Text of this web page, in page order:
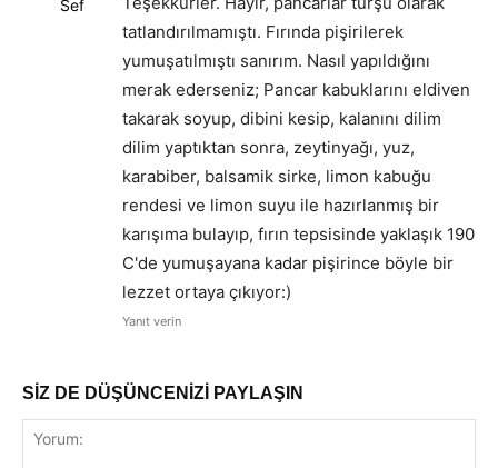
tatlandırılmamıştı. Fırında pişirilerek
yumuşatılmıştı sanırım. Nasıl yapıldığını
merak ederseniz; Pancar kabuklarını eldiven
takarak soyup, dibini kesip, kalanını dilim
dilim yaptıktan sonra, zeytinyağı, yuz,
karabiber, balsamik sirke, limon kabuğu
rendesi ve limon suyu ile hazırlanmış bir
karışıma bulayıp, fırın tepsisinde yaklaşık 190
C'de yumuşayana kadar pişirince böyle bir
lezzet ortaya çıkıyor:)
Yanıt verin
SİZ DE DÜŞÜNCENİZİ PAYLAŞIN